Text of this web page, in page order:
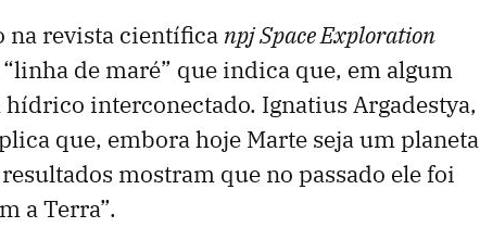
na revista científica npj Space Exploration
de maré” que indica que, em algum
interconectado. Ignatius Argadestya,
que, embora hoje Marte seja um planeta
mostram que no passado ele foi
a Terra”.